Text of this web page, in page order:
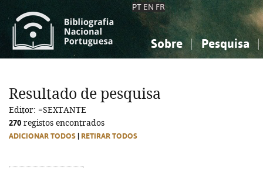
PT EN FR
Sobre Pesquisa
Ciências sociais...
Ciências sociais...
Resultado de pesquisa
Editor: =SEXTANTE
270 registos encontrados
ADICIONAR TODOS RETIRAR TODOS